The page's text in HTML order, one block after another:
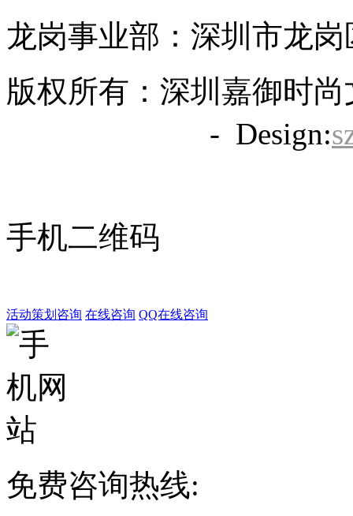
龙岗事业部：深圳市龙
版权所有：深圳嘉御时
- Design:
手机二维码
活动策划咨询 在线咨询 QQ在线咨询
免费咨询热线: